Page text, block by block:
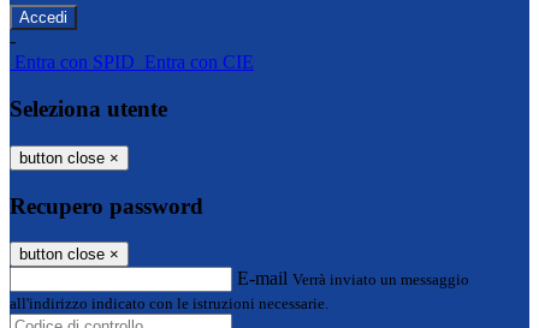
-
Entra con SPID Entra con CIE
Seleziona utente
button close ×
Recupero password
button close ×
E-mail Verrà inviato un messaggio
all'indirizzo indicato con le istruzioni necessarie.